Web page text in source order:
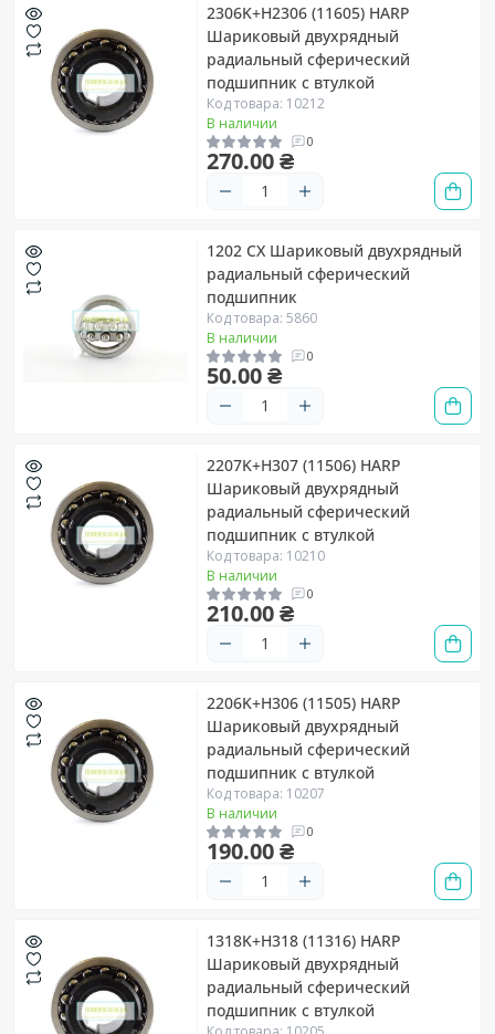
2306K+H2306 (11605) HARP
Шариковый двухрядный
радиальный сферический
подшипник с втулкой
Код товара: 10212
В наличии
0
270.00 ₴
1202 CX Шариковый двухрядный
радиальный сферический
подшипник
Код товара: 5860
В наличии
0
50.00 ₴
2207K+H307 (11506) HARP
Шариковый двухрядный
радиальный сферический
подшипник с втулкой
Код товара: 10210
В наличии
0
210.00 ₴
2206K+H306 (11505) HARP
Шариковый двухрядный
радиальный сферический
подшипник с втулкой
Код товара: 10207
В наличии
0
190.00 ₴
1318K+H318 (11316) HARP
Шариковый двухрядный
радиальный сферический
подшипник с втулкой